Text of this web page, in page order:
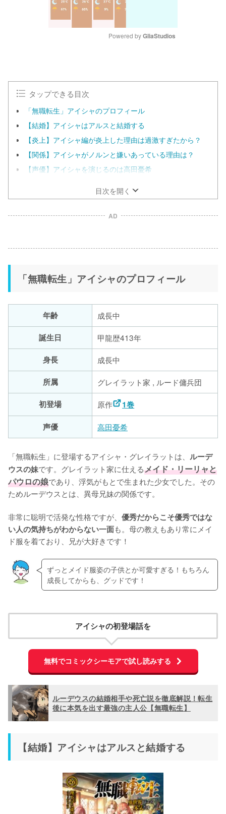
Powered by GliaStudios
タップできる目次
「無職転生」アイシャのプロフィール
【結婚】アイシャはアルスと結婚する
【炎上】アイシャ編が炎上した理由は過激すぎたから？
【関係】アイシャがノルンと嫌いあっている理由は？
【声優】アイシャを演じるのは高田憂希
目次を開く
AD
「無職転生」アイシャのプロフィール
年齢
成長中
誕生日
甲龍歴413年
身長
成長中
所属
グレイラット家 , ルード傭兵団
初登場
原作
1巻
声優
高田憂希
「無職転生」に登場するアイシャ・グレイラットは、 ルーデ
ウスの妹です。グレイラット家に仕えるメイド・リーリャと
パウロの娘であり、浮気がもとで生まれた少女でした。その
ためルーデウスとは、異母兄妹の関係です。
非常に聡明で活発な性格ですが、 優秀だからこそ優秀ではな
い人の気持ちがわからない一面も。母の教えもあり常にメイ
ド服を着ており、兄が大好きです！
ずっとメイド服姿の子供とか可愛すぎる！もちろん
成長してからも、グッドです！
アイシャの初登場話を
無料でコミックシーモアで試し読みする
ルーデウスの結婚相手や死亡説を徹底解説！転生
後に本気を出す最強の主人公【無職転生】
【結婚】アイシャはアルスと結婚する